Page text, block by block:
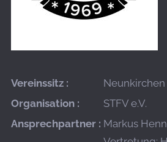
Vereinssitz :
Neunkirchen
Organisation :
STFV e.V.
Ansprechpartner : Markus